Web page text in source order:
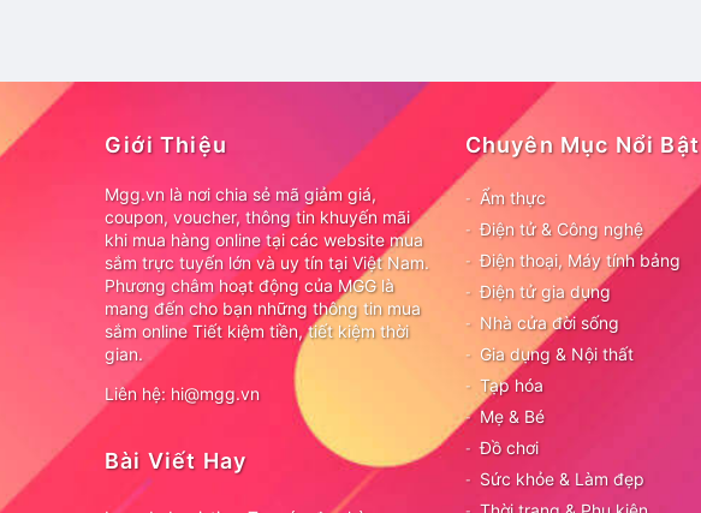
Giới Thiệu
Mgg.vn là nơi chia sẻ mã giảm giá,
coupon, voucher, thông tin khuyến mãi
khi mua hàng online tại các website mua
sắm trực tuyến lớn và uy tín tại Việt Nam.
Phương châm hoạt động của MGG là
mang đến cho bạn những thông tin mua
sắm online Tiết kiệm tiền, tiết kiệm thời
gian.
Liên hệ: hi@mgg.vn
Bài Viết Hay
Chuyên Mục Nổi Bật
Ẩm thực
Điện tử & Công nghệ
Điện thoại, Máy tính bảng
Điện tử gia dụng
Nhà cửa đời sống
Gia dụng & Nội thất
Tạp hóa
Mẹ & Bé
Đồ chơi
Sức khỏe & Làm đẹp